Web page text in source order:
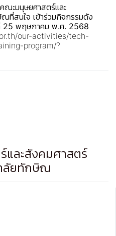
ณะมนุษยศาสตร์และ
ที่สนใจ เข้าร่วมกิจกรรมดัง
25 พฤษภาคม พ.ศ. 2568
our-activities/tech-
program/?
ละสังคมศาสตร์
ลัยทักษิณ